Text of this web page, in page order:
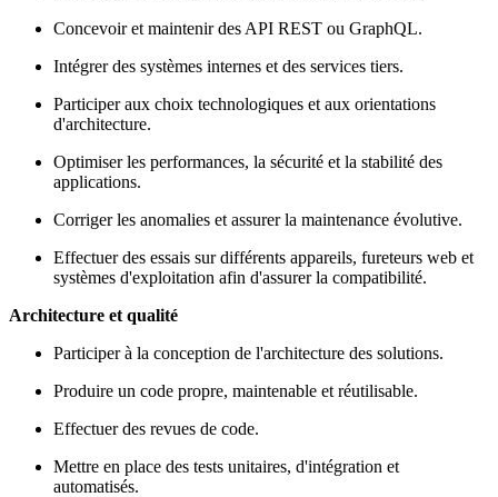
Concevoir et maintenir des API REST ou GraphQL.
Intégrer des systèmes internes et des services tiers.
Participer aux choix technologiques et aux orientations
d'architecture.
Optimiser les performances, la sécurité et la stabilité des
applications.
Corriger les anomalies et assurer la maintenance évolutive.
Effectuer des essais sur différents appareils, fureteurs web et
systèmes d'exploitation afin d'assurer la compatibilité.
Architecture et qualité
Participer à la conception de l'architecture des solutions.
Produire un code propre, maintenable et réutilisable.
Effectuer des revues de code.
Mettre en place des tests unitaires, d'intégration et
automatisés.